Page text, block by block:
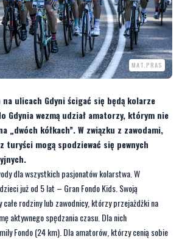
MAT.PRAS
ulicach Gdyni ścigać się będą kolarze
Gdynia wezmą udział amatorzy, którym nie
turyści mogą spodziewać się pewnych
dla wszystkich pasjonatów kolarstwa. W
już od 5 lat – Gran Fondo Kids. Swoją
rodziny lub zawodnicy, którzy przejażdżki na
aktywnego spędzania czasu. Dla nich
Fondo (24 km). Dla amatorów, którzy cenią sobie
jak w profesjonalnym peletonie, do wyboru są
km) lub Medio Fondo (77 km).
wygląda następująco: